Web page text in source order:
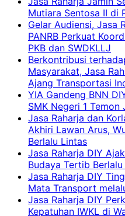
Mutiara Sentosa II di
Gelar Audiensi, Jasa
PANRB Perkuat
PKB dan SWDKLLJ
Berkontribusi
Masyarakat, Jasa
Ajang Transportasi
YIA Gandeng BNN
SMK Negeri 1
Jasa Raharja dan
Akhiri Lawan Arus,
Berlalu Lintas
Jasa Raharja DIY
Budaya Tertib
Jasa Raharja DIY
Mata Transport
Jasa Raharja DIY
Kepatuhan IWKL di